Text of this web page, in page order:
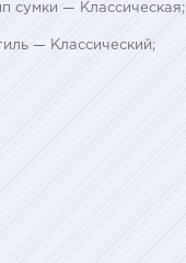
сумки — Классическая;
— Классический;